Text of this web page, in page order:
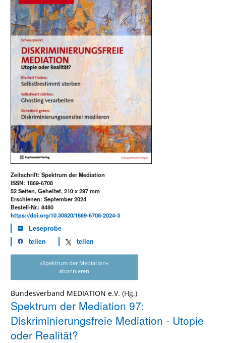
Zeitschrift: Spektrum der Mediation
ISSN: 1869-6708
52 Seiten, Geheftet, 210 x 297 mm
Erschienen: September 2024
Bestell-Nr.: 8480
https://doi.org/10.30820/1869-6708-2024-3
Leseprobe
teilen
teilen
»Spektrum der Mediation«
abonnieren
Bundesverband MEDIATION e.V.
Spektrum der Mediation 97:
Diskriminierungsfreie Mediation - Utopie
oder Realität?